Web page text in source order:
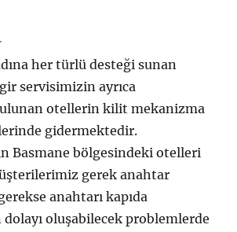
her türlü desteği sunan
servisimizin ayrıca
otellerin kilit mekanizma
gidermektedir.
Basmane bölgesindeki otelleri
gerek anahtar
anahtarı kapıda
dolayı oluşabilecek problemlerde